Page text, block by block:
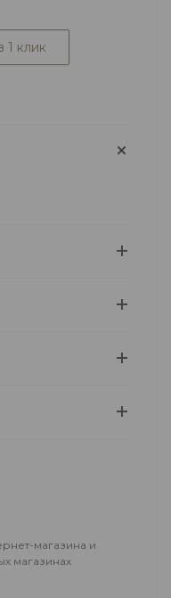
1 клик
магазина и
магазинах